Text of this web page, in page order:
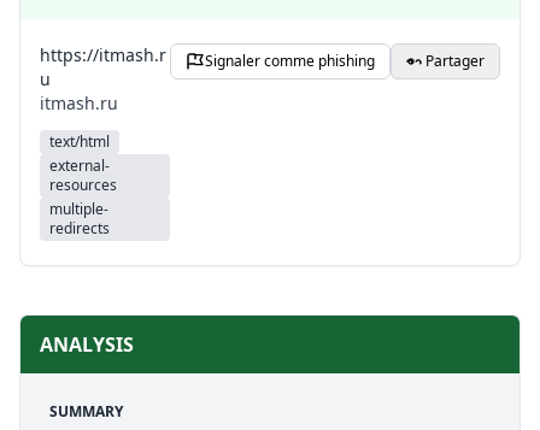
https://itmash.r
u
itmash.ru
text/html
external-
resources
multiple-
redirects
Signaler comme phishing Partager
ANALYSIS
SUMMARY